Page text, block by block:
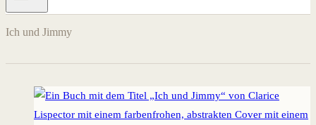
Ich und Jimmy